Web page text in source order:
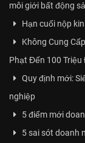
môi giới bất động
Hạn cuối nộp
Không Cung
Phạt Đến 100 Triệu
Quy định mới:
nghiệp
5 điểm mới
5 sai sót doanh